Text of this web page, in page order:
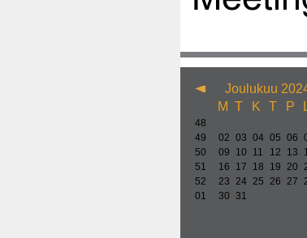
Joulukuu
M T K T P
48
49
02 03 04 05 06
50
09 10 11 12 13
51
16 17 18 19 20
52
23 24 25 26 27
01
30 31